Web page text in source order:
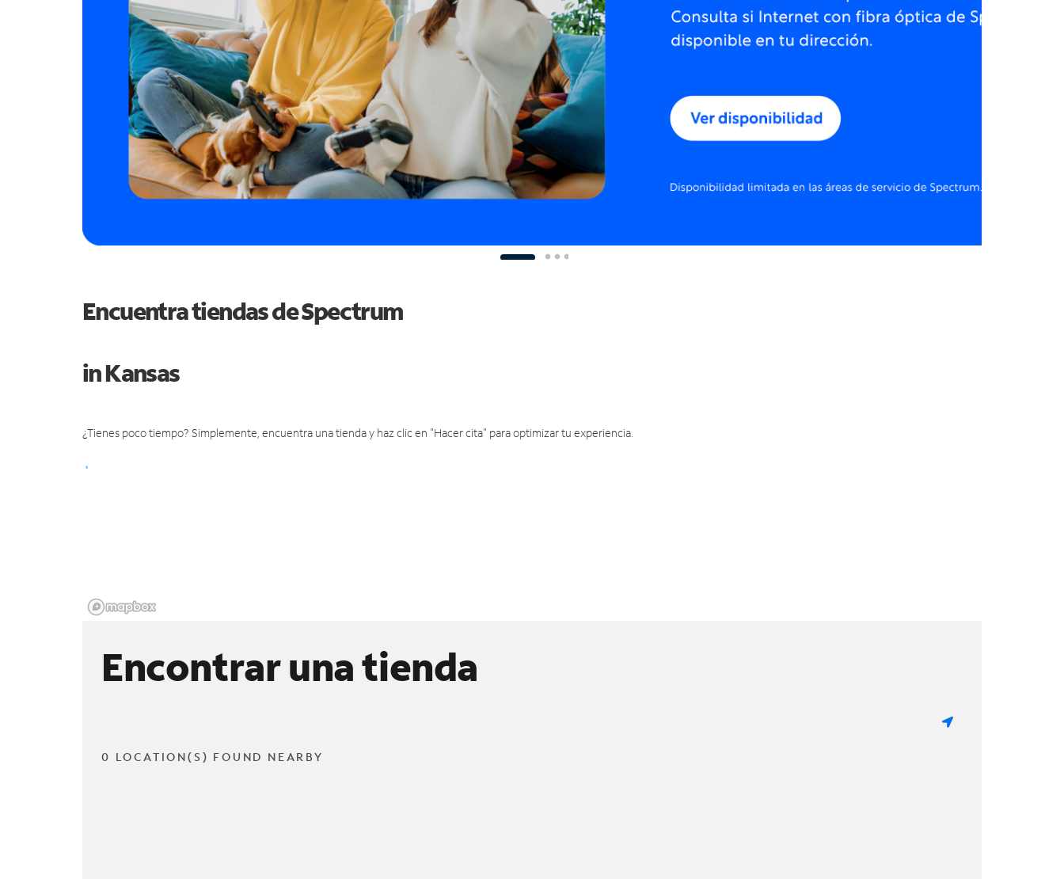
Encuentra tiendas de Spectrum
in Kansas
¿Tienes poco tiempo? Simplemente, encuentra una tienda y haz clic en "Hacer cita" para optimizar tu experiencia.
Encontrar una tienda
0 LOCATION(S) FOUND NEARBY